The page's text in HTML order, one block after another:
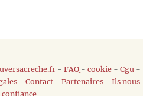
- FAQ- cookie- Cgu -
- Contact- Partenaires- Ils nous